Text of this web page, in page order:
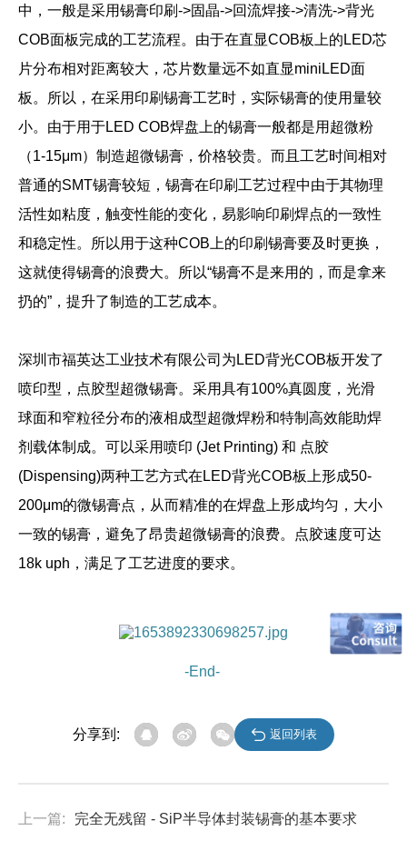
中，一般是采用锡膏印刷->固晶->回流焊接->清洗->背光
COB面板完成的工艺流程。由于在直显COB板上的LED芯
片分布相对距离较大，芯片数量远不如直显miniLED面
板。所以，在采用印刷锡膏工艺时，实际锡膏的使用量较
小。由于用于LED COB焊盘上的锡膏一般都是用超微粉
（1-15μm）制造超微锡膏，价格较贵。而且工艺时间相对
普通的SMT锡膏较短，锡膏在印刷工艺过程中由于其物理
活性如粘度，触变性能的变化，易影响印刷焊点的一致性
和稳定性。所以用于这种COB上的印刷锡膏要及时更换，
这就使得锡膏的浪费大。所以“锡膏不是来用的，而是拿来
扔的”，提升了制造的工艺成本。
深圳市福英达工业技术有限公司为LED背光COB板开发了
喷印型，点胶型超微锡膏。采用具有100%真圆度，光滑
球面和窄粒径分布的液相成型超微焊粉和特制高效能助焊
剂载体制成。可以采用 喷印 (Jet Printing) 和 点胶
(Dispensing)两种工艺方式在LED背光COB板上形成50-
200μm的微锡膏点，从而精准的在焊盘上形成均匀，大小
一致的锡膏，避免了昂贵超微锡膏的浪费。点胶速度可达
18k uph，满足了工艺进度的要求。
-End-
分享到: 返回列表
上一篇: 完全无残留 - SiP半导体封装锡膏的基本要求